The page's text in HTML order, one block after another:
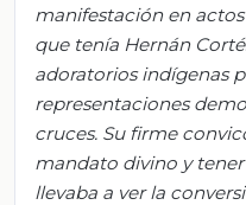
manifestación en
que tenía Hernán
adoratorios indígenas
representaciones
cruces. Su firme
mandato divino y
llevaba a ver la